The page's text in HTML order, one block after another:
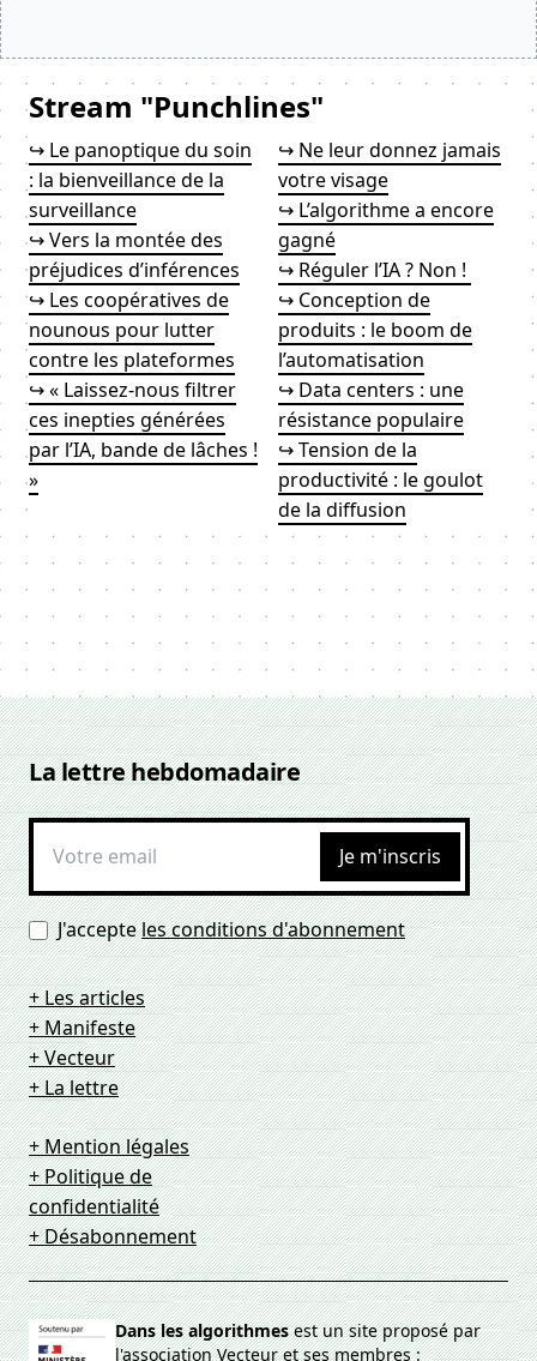
Stream "Punchlines"
↪ Le panoptique du soin
: la bienveillance de la
surveillance
↪ Vers la montée des
préjudices d’inférences
↪ Les coopératives de
nounous pour lutter
contre les plateformes
↪ « Laissez-nous filtrer
ces inepties générées
par l’IA, bande de lâches !
»
↪ Ne leur donnez jamais
votre visage
↪ L’algorithme a encore
gagné
↪ Réguler l’IA ? Non !
↪ Conception de
produits : le boom de
l’automatisation
↪ Data centers : une
résistance populaire
↪ Tension de la
productivité : le goulot
de la diffusion
La lettre hebdomadaire
Je m'inscris
J'accepteles conditions d'abonnement
+ Les articles
+ Manifeste
+ Vecteur
+ La lettre
+ Mention légales
+ Politique de
confidentialité
+ Désabonnement
Dans les algorithmesest un site proposé par
l'associationVecteuret ses membres :